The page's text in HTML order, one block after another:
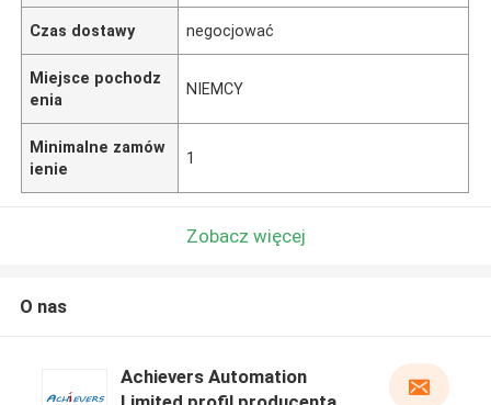
Czas dostawy negocjować
Miejsce pochodz
enia
NIEMCY
Minimalne zamów
ienie
1
Zobacz więcej
O nas
Achievers Automation